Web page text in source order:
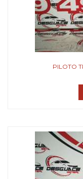
PILOTO